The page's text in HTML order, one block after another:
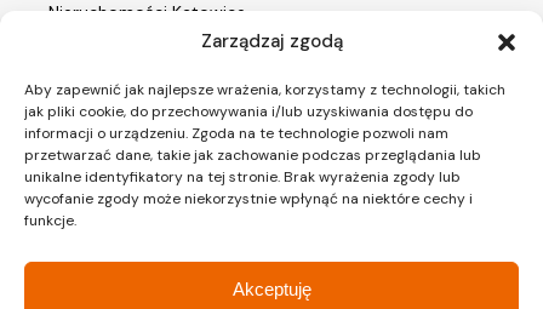
Zarządzaj zgodą
Aby zapewnić jak najlepsze wrażenia, korzystamy z technologii, takich
jak pliki cookie, do przechowywania i/lub uzyskiwania dostępu do
informacji o urządzeniu. Zgoda na te technologie pozwoli nam
przetwarzać dane, takie jak zachowanie podczas przeglądania lub
unikalne identyfikatory na tej stronie. Brak wyrażenia zgody lub
wycofanie zgody może niekorzystnie wpłynąć na niektóre cechy i
funkcje.
Akceptuję
Nieruchomości Katowice
Mieszkania na sprzedaż Katowice
Nieruchomości Warszawa
Mieszkania na sprzedaż Warszawa
Materiały prezentowane na stronie internetowej ACTIV Investment mają charakter poglądowy,
informacyjnego i standardu wykonania inwestycji oraz zawartych przez strony umów.
Roślinność, umeblowanie i wyposażenie mieszkań stanowią jedynie element aranżacji.
Kolorystyka prezentowanych materiałów wynika z dokumentacji wykonawczej (np. wg skali